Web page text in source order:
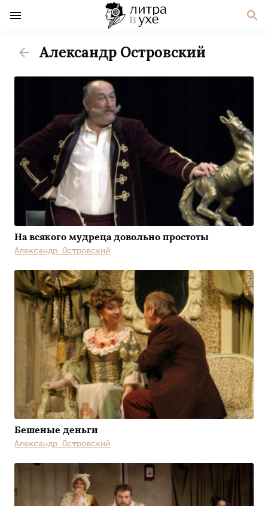
Александр Островский
На всякого мудреца довольно простоты
Александр Островский
Бешеные деньги
Александр Островский